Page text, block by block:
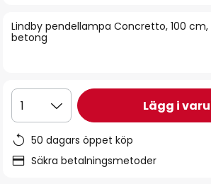
Lindby pendellampa Concretto, 100 cm,
betong
1 Lägg i
50 dagars öppet köp
Säkra betalningsmetoder